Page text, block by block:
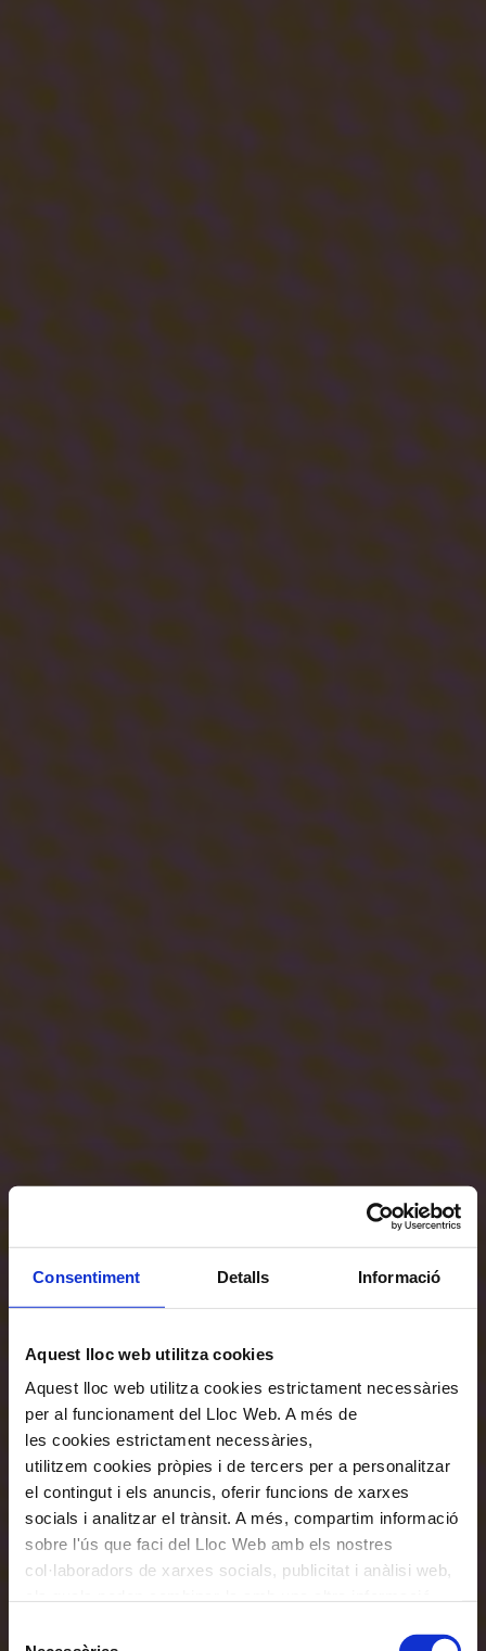
Consentiment Detalls Informació
Aquest lloc web utilitza cookies
Aquest lloc web utilitza cookies estrictament necessàries
per al funcionament del Lloc Web. A més de
les cookies estrictament necessàries,
utilitzem cookies pròpies i de tercers per a personalitzar
el contingut i els anuncis, oferir funcions de xarxes
socials i analitzar el trànsit. A més, compartim informació
sobre l'ús que faci del Lloc Web amb els nostres
col·laboradors de xarxes socials, publicitat i anàlisi web,